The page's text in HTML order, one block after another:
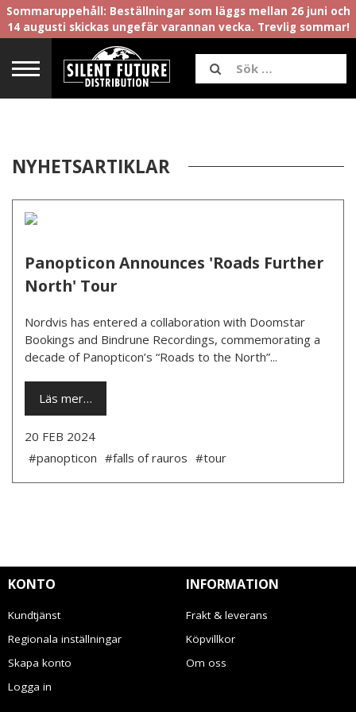
Sommaruppehåll: Beställningar som läggs mellan 26 juni och
14 augusti skickas ungefär varannan vecka. Trevlig sommar!
NYHETSARTIKLAR
Panopticon Announces 'Roads Further
North' Tour
Nordvis has entered a collaboration with Doomstar
Bookings and Bindrune Recordings, commemorating a
decade of Panopticon’s “Roads to the North”...
Läs mer…
20 FEB 2024
#panopticon #falls of rauros #tour
KONTO
Kundtjänst
Regionala inställningar
Skapa konto
Logga in
INFORMATION
Frakt & leverans
Köpvillkor
Om oss